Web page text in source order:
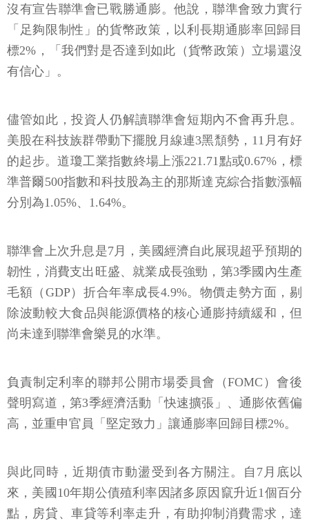
沒有宣告聯準會已戰勝通膨。他說，聯準會致力實行
「足夠限制性」的貨幣政策，以利長期通膨率回歸目
標2%，「我們對是否達到如此（貨幣政策）立場還沒
有信心」。
儘管如此，投資人仍解讀聯準會短期內不會再升息。
美股在科技族群帶動下擺脫月線連3黑頹勢，11月有好
的起步。道瓊工業指數終場上漲221.71點或0.67%，標
準普爾500指數和科技股為主的那斯達克綜合指數漲幅
分別為1.05%、1.64%。
聯準會上次升息是7月，美國經濟自此展現超乎預期的
韌性，消費支出旺盛、就業成長強勁，第3季國內生產
毛額（GDP）折合年率成長4.9%。物價走勢方面，剔
除波動較大食品與能源價格的核心通膨持續緩和，但
尚未達到聯準會樂見的水準。
負責制定利率的聯邦公開市場委員會（FOMC）會後
聲明寫道，第3季經濟活動「快速擴張」、通膨依舊偏
高，並重申官員「堅定致力」讓通膨率回歸目標2%。
與此同時，近期債市動盪受到各方關注。自7月底以
來，美國10年期公債殖利率因諸多原因竄升近1個百分
點，房貸、車貸等利率走升，有助抑制消費需求，達